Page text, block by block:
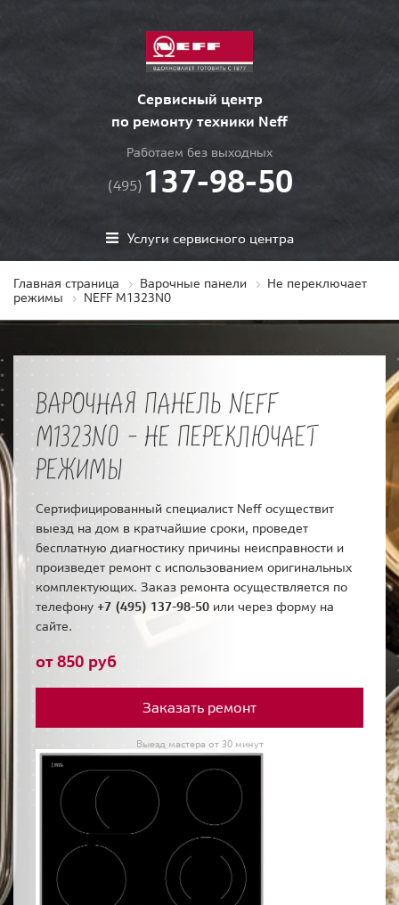
Сервисный центр
по ремонту техники Neff
Работаем без выходных
(495) 137-98-50
Услуги сервисного центра
Главная страница Варочные панели
Не переключает
режимы
NEFF M1323N0
ВАРОЧНАЯ ПАНЕЛЬ NEFF
M1323N0 - НЕ ПЕРЕКЛЮЧАЕТ
РЕЖИМЫ
Сертифицированный специалист Neff осуществит
выезд на дом в кратчайшие сроки, проведет
бесплатную диагностику причины неисправности и
произведет ремонт с использованием оригинальных
комплектующих. Заказ ремонта осуществляется по
телефону +7 (495) 137-98-50 или через форму на
сайте.
от 850 руб
Заказать ремонт
Выезд мастера от 30 минут